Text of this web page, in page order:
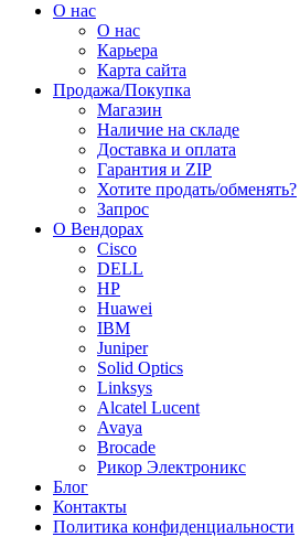
О нас
О нас
Карьера
Карта сайта
Продажа/Покупка
Магазин
Наличие на складе
Доставка и оплата
Гарантия и ZIP
Хотите продать/обменять?
Запрос
О Вендорах
Cisco
DELL
HP
Huawei
IBM
Juniper
Solid Optics
Linksys
Alcatel Lucent
Avaya
Brocade
Рикор Электроникс
Блог
Контакты
Политика конфиденциальности